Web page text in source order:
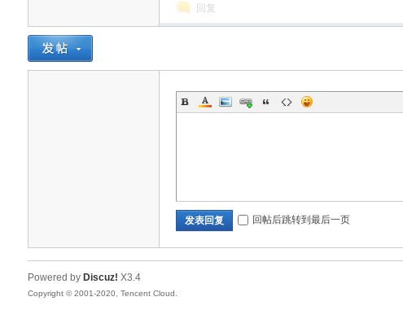
回复
发表回复 回帖后跳转到最后一页
Powered by Discuz! X3.4
Copyright © 2001-2020, Tencent Cloud.